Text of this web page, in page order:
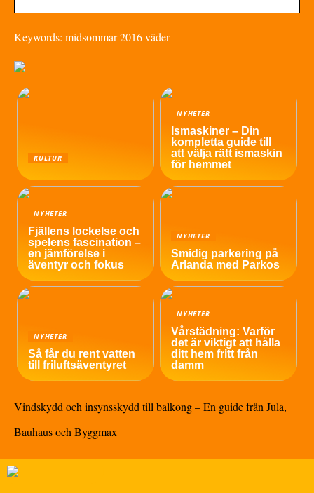
Keywords: midsommar 2016 väder
KULTUR
NYHETER
Ismaskiner – Din
kompletta guide till
att välja rätt ismaskin
för hemmet
NYHETER
Fjällens lockelse och
spelens fascination –
en jämförelse i
äventyr och fokus
NYHETER
Smidig parkering på
Arlanda med Parkos
NYHETER
Så får du rent vatten
till friluftsäventyret
NYHETER
Vårstädning: Varför
det är viktigt att hålla
ditt hem fritt från
damm
Vindskydd och insynsskydd till balkong – En guide från Jula,
Bauhaus och Byggmax